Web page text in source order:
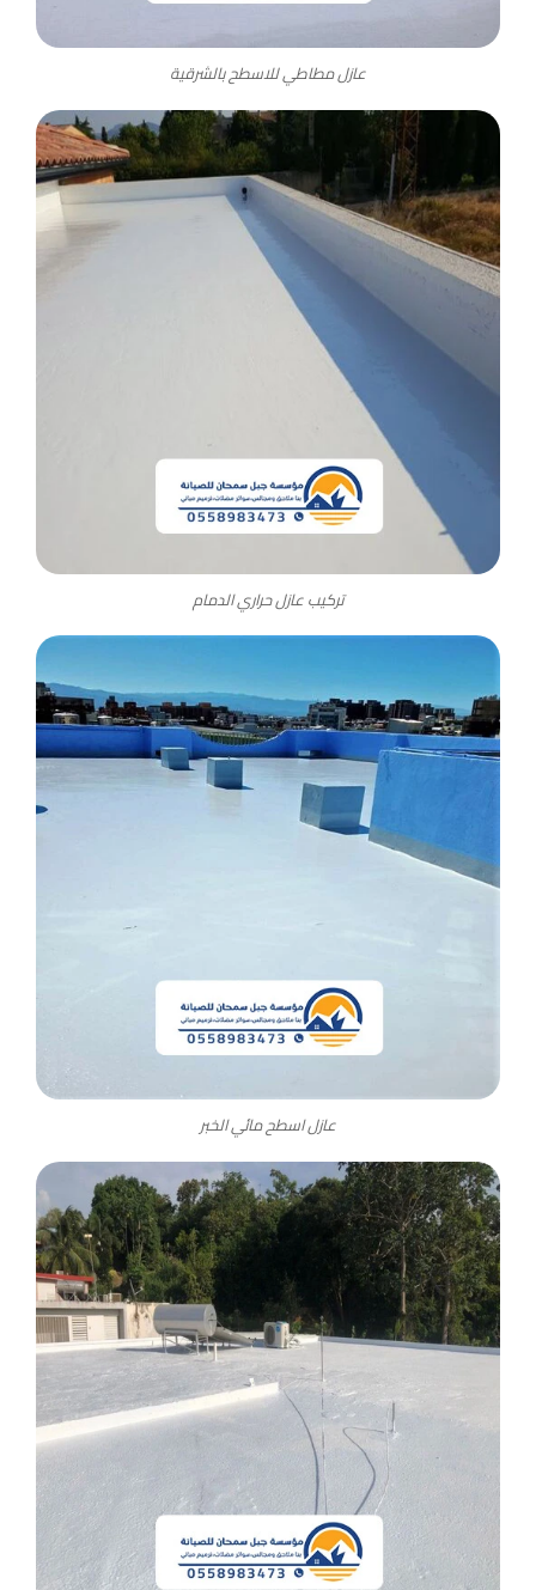
عازل مطاطي للاسطح بالشرقية
تركيب عازل حراري الدمام
عازل اسطح مائي الخبر